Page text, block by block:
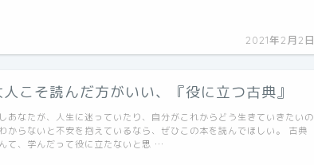
2021年2月2日
人こそ読んだ方がいい、『役に立つ古典』
あなたが、人生に迷っていたり、自分がこれからどう生きていきたいの
からないと不安を抱えているなら、ぜひこの本を読んでほしい。 古典
て、学んだって役に立たないと思 …